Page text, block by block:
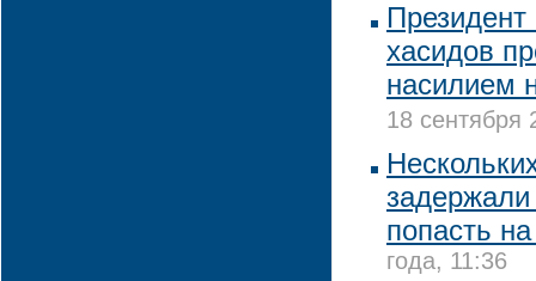
хасидов
насилием
18 сентября
задержали
попасть
года, 11:36